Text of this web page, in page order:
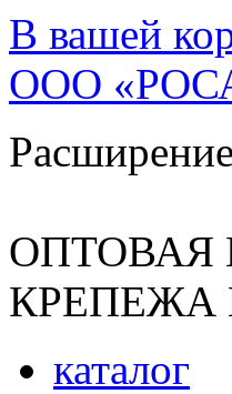
В вашей
ООО
ОПТОВАЯ
КРЕПЕЖА
каталог